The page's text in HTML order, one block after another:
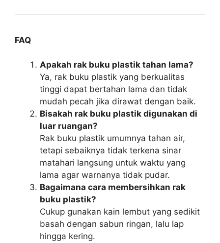
FAQ
Apakah rak buku plastik tahan lama?
Ya, rak buku plastik yang berkualitas
tinggi dapat bertahan lama dan tidak
mudah pecah jika dirawat dengan baik.
Bisakah rak buku plastik digunakan di
luar ruangan?
Rak buku plastik umumnya tahan air,
tetapi sebaiknya tidak terkena sinar
matahari langsung untuk waktu yang
lama agar warnanya tidak pudar.
Bagaimana cara membersihkan rak
buku plastik?
Cukup gunakan kain lembut yang sedikit
basah dengan sabun ringan, lalu lap
hingga kering.